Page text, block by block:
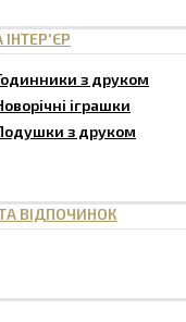
ІНТЕР'ЄР
з друком
іграшки
з друком
ВІДПОЧИНОК